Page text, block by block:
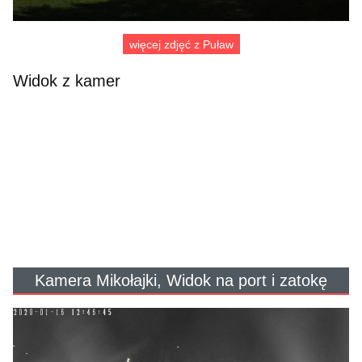
więcej zdjęć z Puław
Widok z kamer
Kamera Mikołajki, Widok na port i zatokę